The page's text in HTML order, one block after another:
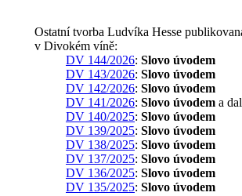
Ostatní tvorba Ludvíka Hesse
v Divokém víně:
DV 144/2026: Slovo úvodem
DV 143/2026: Slovo úvodem
DV 142/2026: Slovo úvodem
DV 141/2026: Slovo úvodem a
DV 140/2025: Slovo úvodem
DV 139/2025: Slovo úvodem
DV 138/2025: Slovo úvodem
DV 137/2025: Slovo úvodem
DV 136/2025: Slovo úvodem
DV 135/2025: Slovo úvodem